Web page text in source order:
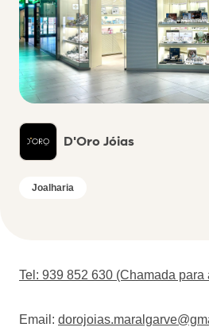
D'Oro Jóias
Joalharia
Tel: 939 852 630 (Chamada
Email: